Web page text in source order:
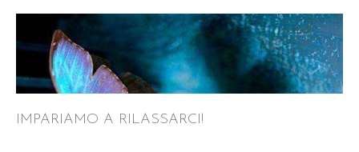
IMPARIAMO A RILASSARCI!